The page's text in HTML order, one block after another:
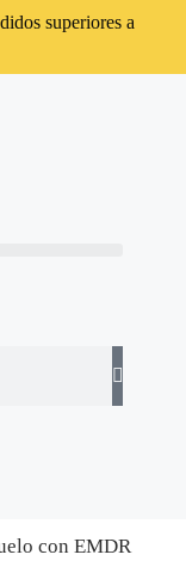
superiores a
con EMDR